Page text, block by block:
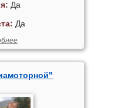
Да
Да